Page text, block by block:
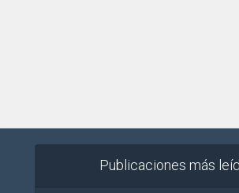
Publicaciones más